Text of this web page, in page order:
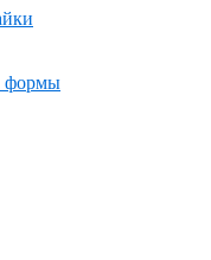
формы